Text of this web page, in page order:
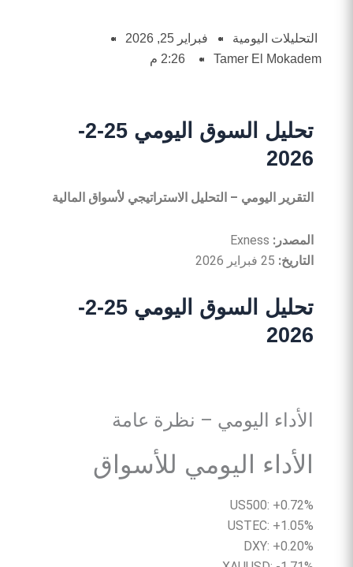
التحليلات اليومية
فبراير 25, 2026
Tamer El Mokadem
2:26 م
تحليل السوق اليومي 25-2-
2026
التقرير اليومي – التحليل الاستراتيجي لأسواق المالية
المصدر :
التاريخ: فبراير 2026
تحليل السوق اليومي 25-2-
2026
الأداء اليومي – نظرة عامة
الأداء اليومي للأسواق
US500: +0.72%
USTEC: +1.05%
DXY: +0.20%